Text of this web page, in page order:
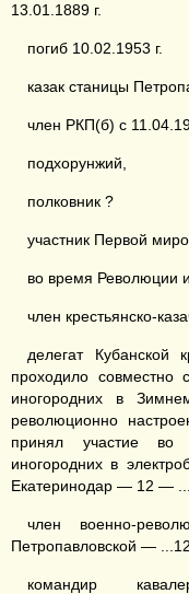
13.01.1889 г.
погиб 10.02.1953 г.
казак станицы
член РКП(б) с
подхорунжий,
полковник ?
участник Первой
во время Революции
член крестьянско-
делегат Кубанской
проходило совместно
иногородних в
революционно
принял участие во
иногородних в
Екатеринодар — 12 —
член военно-
Петропавловской —
командир